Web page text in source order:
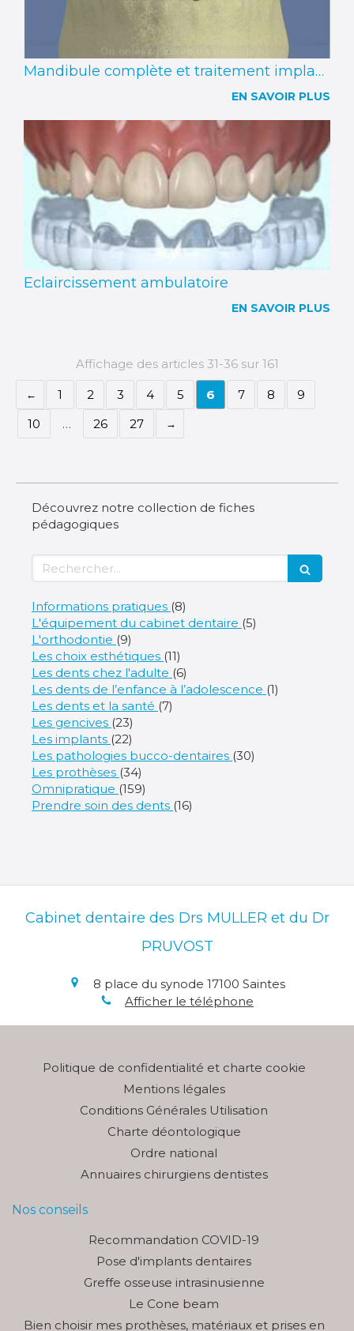
Mandibule complète et traitement implantaire pour un bridge fixe scellé
EN SAVOIR PLUS
Eclaircissement ambulatoire
EN SAVOIR PLUS
Affichage des articles 31-36 sur 161
1 2 3 4 5 6 7 8
9
10
… 26 27
Découvrez notre collection de fiches
pédagogiques
Rechercher
Informations pratiques (8)
L'équipement du cabinet dentaire (5)
L'orthodontie (9)
Les choix esthétiques (11)
Les dents chez l'adulte (6)
Les dents de l’enfance à l’adolescence (1)
Les dents et la santé (7)
Les gencives (23)
Les implants (22)
Les pathologies bucco-dentaires (30)
Les prothèses (34)
Omnipratique (159)
Prendre soin des dents (16)
Cabinet dentaire des Drs MULLER et du Dr
PRUVOST
8 place du synode 17100 Saintes
Afficher le téléphone
Politique de confidentialité et charte cookie
Mentions légales
Conditions Générales Utilisation
Charte déontologique
Ordre national
Annuaires chirurgiens dentistes
Nos conseils
Recommandation COVID-19
Pose d'implants dentaires
Greffe osseuse intrasinusienne
Le Cone beam
Bien choisir mes prothèses, matériaux et prises en